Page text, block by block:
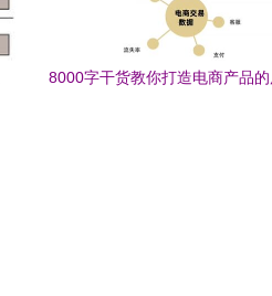
8000字干货教你打造电商产品